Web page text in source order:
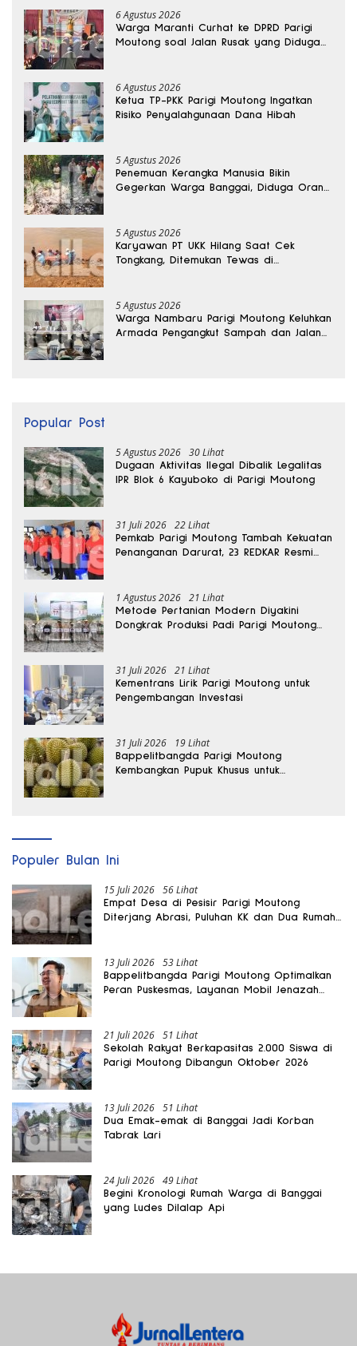
6 Agustus 2026
Warga Maranti Curhat ke DPRD Parigi
Moutong soal Jalan Rusak yang Diduga
6 Agustus 2026
Ketua TP-PKK Parigi Moutong Ingatkan
Risiko Penyalahgunaan Dana Hibah
5 Agustus 2026
Penemuan Kerangka Manusia Bikin
Gegerkan Warga Banggai, Diduga Orang
5 Agustus 2026
Karyawan PT UKK Hilang Saat Cek
Tongkang, Ditemukan Tewas di
5 Agustus 2026
Warga Nambaru Parigi Moutong Keluhkan
Armada Pengangkut Sampah dan Jalan
Popular Post
5 Agustus 2026 30 Lihat
Dugaan Aktivitas Ilegal Dibalik Legalitas
IPR Blok 6 Kayuboko di Parigi Moutong
31 Juli 2026 22 Lihat
Pemkab Parigi Moutong Tambah Kekuatan
Penanganan Darurat, 23 REDKAR Resmi
1 Agustus 2026 21 Lihat
Metode Pertanian Modern Diyakini
Dongkrak Produksi Padi Parigi Moutong
31 Juli 2026 21 Lihat
Kementrans Lirik Parigi Moutong untuk
Pengembangan Investasi
31 Juli 2026 19 Lihat
Bappelitbangda Parigi Moutong
Kembangkan Pupuk Khusus untuk
Populer Bulan Ini
15 Juli 2026 56 Lihat
Empat Desa di Pesisir Parigi Moutong
Diterjang Abrasi, Puluhan KK dan Dua Rumah
13 Juli 2026 53 Lihat
Bappelitbangda Parigi Moutong Optimalkan
Peran Puskesmas, Layanan Mobil Jenazah
21 Juli 2026 51 Lihat
Sekolah Rakyat Berkapasitas 2.000 Siswa di
Parigi Moutong Dibangun Oktober 2026
13 Juli 2026 51 Lihat
Dua Emak-emak di Banggai Jadi Korban
Tabrak Lari
24 Juli 2026 49 Lihat
Begini Kronologi Rumah Warga di Banggai
yang Ludes Dilalap Api